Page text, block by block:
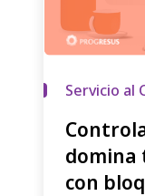
Servicio al
domina
con